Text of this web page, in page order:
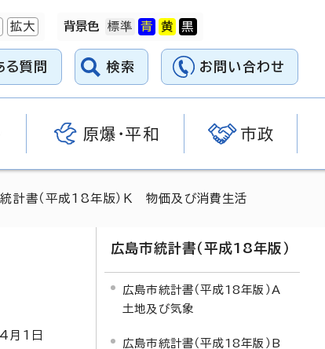
拡大 背景色
る質問 検索 お問い合わせ
原爆・平和 市政
計書（平成18年版）K 物価及び消費生活
月1日
広島市統計書（平成18年版）
広島市統計書（平成18年版）A
土地及び気象
広島市統計書（平成18年版）B